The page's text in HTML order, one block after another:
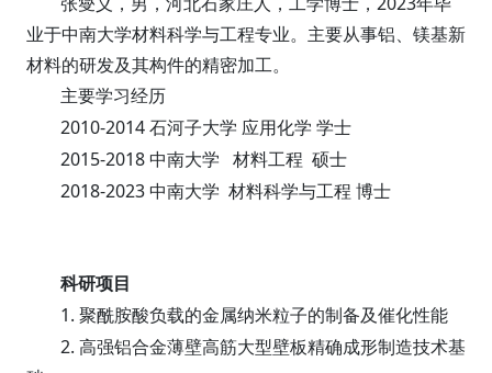
业于中南大学材料科学与工程专业。主要从事铝、镁基新
材料的研发及其构件的精密加工。
主要学习经历
2010-2014 石河子大学 应用化学 学士
2015-2018 中南大学 材料工程 硕士
2018-2023 中南大学 材料科学与工程 博士
科研项目
1. 聚酰胺酸负载的金属纳米粒子的制备及催化性能
2. 高强铝合金薄壁高筋大型壁板精确成形制造技术基